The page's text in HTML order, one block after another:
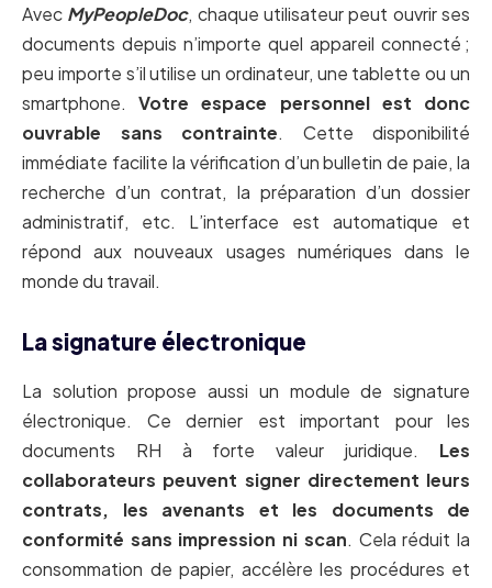
Avec MyPeopleDoc, chaque utilisateur peut ouvrir ses
documents depuis n’importe quel appareil connecté ;
peu importe s’il utilise un ordinateur, une tablette ou un
smartphone.Votre espace personnel est donc
ouvrable sans contrainte. Cette disponibilité
immédiate facilite la vérification d’un bulletin de paie, la
recherche d’un contrat, la préparation d’un dossier
administratif, etc. L’interface est automatique et
répond aux nouveaux usages numériques dans le
monde du travail.
La signature électronique
La solution propose aussi un module de signature
électronique. Ce dernier est important pour les
documents RH à forte valeur juridique. Les
collaborateurs peuvent signer directement leurs
contrats, les avenants et les documents de
conformité sans impression ni scan. Cela réduit la
consommation de papier, accélère les procédures et